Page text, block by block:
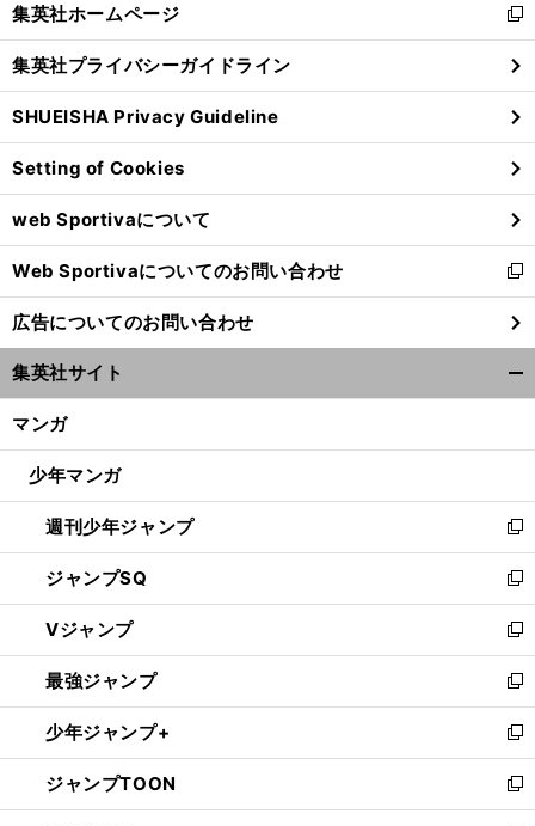
閉
る
集英社ホームページ
新
し
い
ウ
ィ
ン
ド
ウ
で
開
く
集英社プライバシーガイドライン
SHUEISHA Privacy Guideline
Setting of Cookies
web Sportivaについて
Web Sportivaについてのお問い合わせ
新
し
い
ウ
ィ
ン
ウ
開
く
広告についてのお問い合わせ
集英社サイト
マンガ
少年マンガ
週刊少年ジャンプ
新
し
い
ウ
ィ
ン
ド
ウ
で
開
く
ジャンプSQ
新
し
い
ウ
ィ
ン
ド
ウ
で
開
Vジャンプ
新
し
い
ウ
ィ
ン
ド
ウ
最強ジャンプ
新
し
い
ウ
ィ
ン
少年ジャンプ+
新
し
い
ウ
ジャンプTOON
新
し